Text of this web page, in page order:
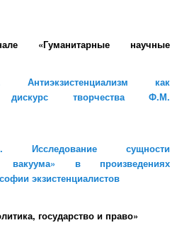
«Гуманитарные научные
как
дискурс творчества Ф.М.
Исследование сущности
вакуума» в произведениях
экзистенциалистов
государство и право»